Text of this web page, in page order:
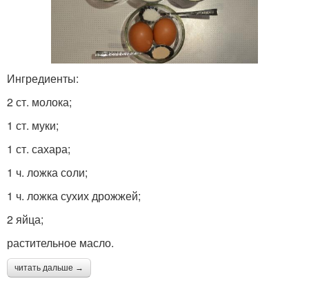
Ингредиенты:
2 ст. молока;
1 ст. муки;
1 ст. сахара;
1 ч. ложка соли;
1 ч. ложка сухих дрожжей;
2 яйца;
растительное масло.
читать дальше →